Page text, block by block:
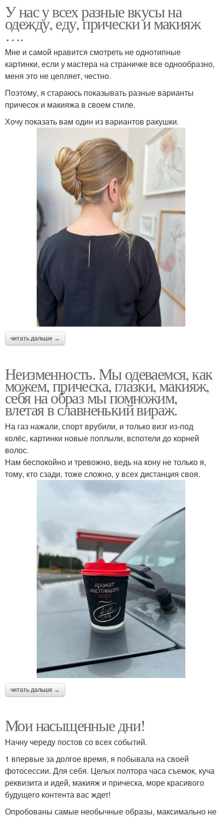
У нас у всех разные вкусы на
одежду, еду, прически и макияж
….
Мне и самой нравится смотреть не однотипные
картинки, если у мастера на страничке все однообразно,
меня это не цепляет, честно.
Поэтому, я стараюсь показывать разные варианты
причесок и макияжа в своем стиле.
Хочу показать вам один из вариантов ракушки.
читать дальше →
Неизменность. Мы одеваемся, как
можем, прическа, глазки, макияж,
себя на образ мы помножим,
влетая в славненький вираж.
На газ нажали, спорт врубили, и только визг из-под
колёс, картинки новые поплыли, вспотели до корней
волос.
Нам беспокойно и тревожно, ведь на кону не только я,
тому, кто сзади, тоже сложно, у всех дистанция своя.
читать дальше →
Мои насыщенные дни!
Начну череду постов со всех событий.
1 впервые за долгое время, я побывала на своей
фотосессии. Для себя. Целых полтора часа съемок, куча
реквизита и идей, макияж и прическа, море красивого
будущего контента вас ждет!
Опробованы самые необычные образы, максимально не